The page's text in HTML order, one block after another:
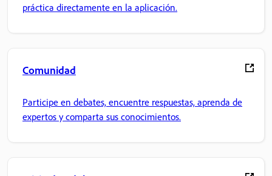
práctica directamente en la aplicación.
Comunidad
Participe en debates, encuentre respuestas, aprenda de
expertos y comparta sus conocimientos.